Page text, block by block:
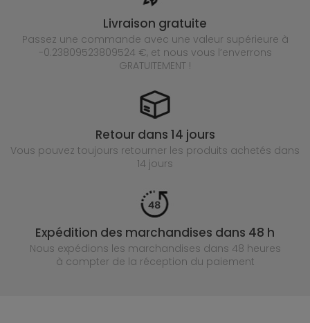
Livraison gratuite
Passez une commande avec une valeur supérieure à
-0.23809523809524 €, et nous vous l’enverrons
GRATUITEMENT !
Retour dans 14 jours
Vous pouvez toujours retourner les produits achetés dans
14 jours
Expédition des marchandises dans 48 h
Nous expédions les marchandises dans 48 heures
à compter de la réception du paiement